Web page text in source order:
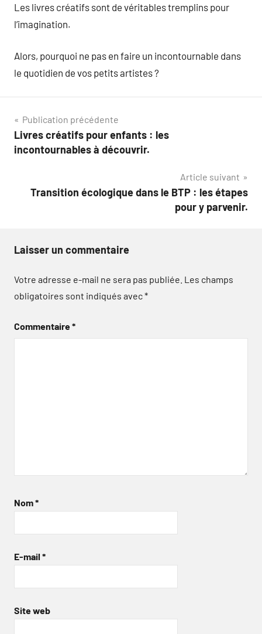
Les livres créatifs sont de véritables tremplins pour
l’imagination.
Alors, pourquoi ne pas en faire un incontournable dans
le quotidien de vos petits artistes ?
Navigation
de
Publication précédente
Livres créatifs pour enfants : les
incontournables à découvrir.
Article suivant
Transition écologique dans le BTP : les étapes
pour y parvenir.
Laisser un commentaire
Votre adresse e-mail ne sera pas publiée. Les champs
obligatoires sont indiqués avec*
Commentaire*
Nom*
E-mail *
Site web